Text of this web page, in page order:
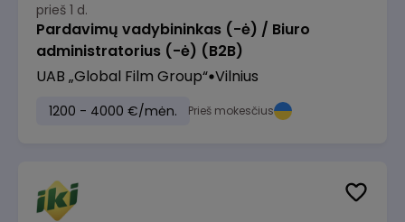
prieš 1 d.
Pardavimų vadybininkas (-ė) / Biuro
administratorius (-ė) (B2B)
UAB „Global Film Group“ Vilnius
1200 - 4000 €/mėn. Prieš mokesčius